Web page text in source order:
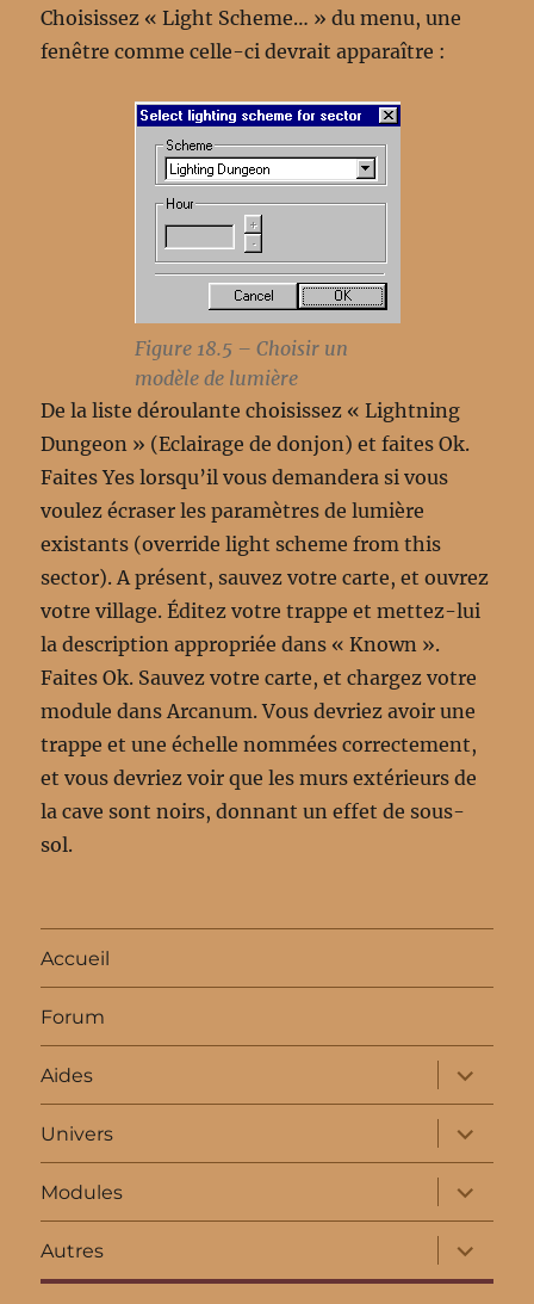
Choisissez « Light Scheme… » du menu, une
fenêtre comme celle-ci devrait apparaître :
Figure 18.5 – Choisir un
modèle de lumière
De la liste déroulante choisissez « Lightning
Dungeon » (Eclairage de donjon) et faites Ok.
Faites Yes lorsqu’il vous demandera si vous
voulez écraser les paramètres de lumière
existants (override light scheme from this
sector). A présent, sauvez votre carte, et ouvrez
votre village. Éditez votre trappe et mettez-lui
la description appropriée dans « Known ».
Faites Ok. Sauvez votre carte, et chargez votre
module dans Arcanum. Vous devriez avoir une
trappe et une échelle nommées correctement,
et vous devriez voir que les murs extérieurs de
la cave sont noirs, donnant un effet de sous-
sol.
Accueil
Forum
Aides
ouvrir
le
sous-
menu
Univers
ouvrir
le
sous-
menu
Modules
ouvrir
le
sous-
menu
Autres
ouvrir
le
sous-